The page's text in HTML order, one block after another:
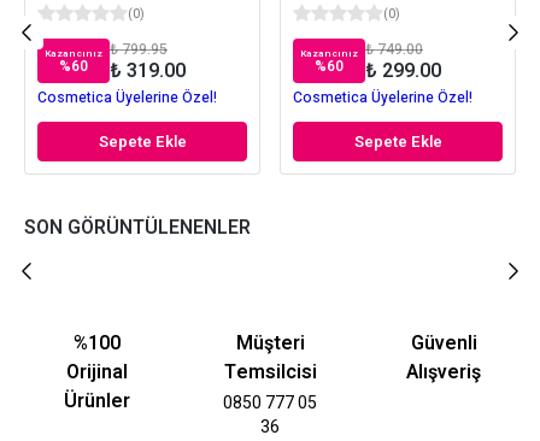
(0)
Kazancınız
%60
₺ 799.95
₺ 319.00
Cosmetica Üyelerine Özel!
Sepete Ekle
(0)
Kazancınız
%60
₺ 749.00
₺ 299.00
Cosmetica Üyelerine Özel!
Sepete Ekle
SON GÖRÜNTÜLENENLER
%100
Orijinal
Ürünler
Müşteri
Temsilcisi
0850 777 05
36
Güvenli
Alışveriş